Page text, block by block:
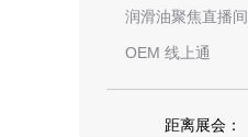
润滑油聚焦直播间
OEM 线上通
距离展会：